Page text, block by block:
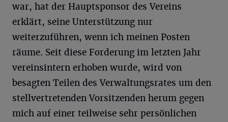
war, hat der Hauptsponsor des Vereins
erklärt, seine Unterstützung nur
weiterzuführen, wenn ich meinen Posten
räume. Seit diese Forderung im letzten Jahr
vereinsintern erhoben wurde, wird von
besagten Teilen des Verwaltungsrates um den
stellvertretenden Vorsitzenden herum gegen
mich auf einer teilweise sehr persönlichen